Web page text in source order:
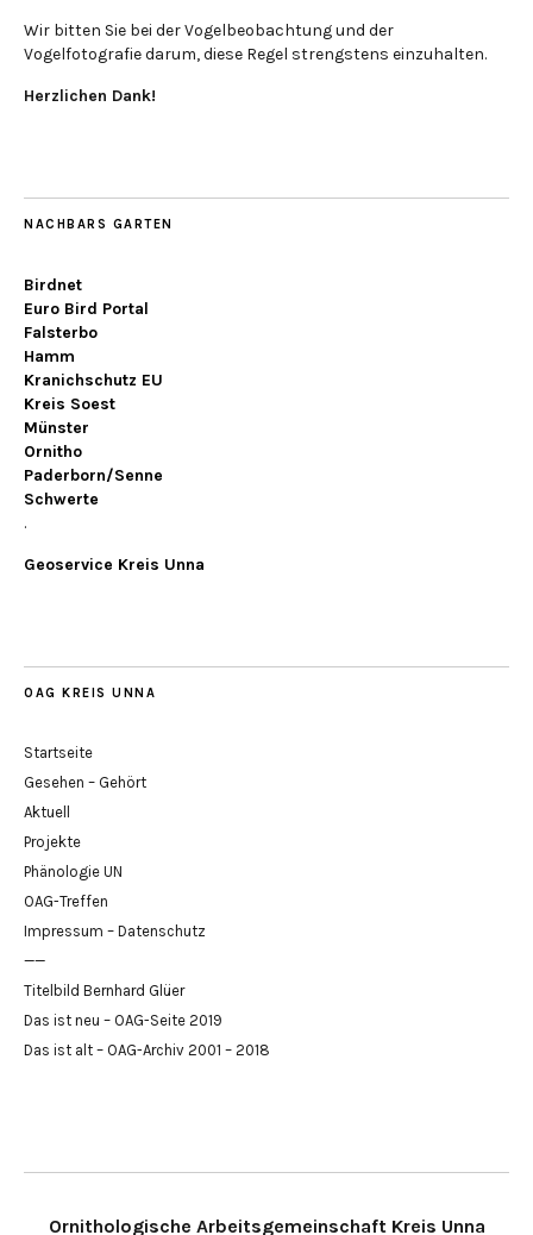
Wir bitten Sie bei der Vogelbeobachtung und der
Vogelfotografie darum, diese Regel strengstens einzuhalten.
Herzlichen Dank!
NACHBARS GARTEN
Birdnet
Euro Bird Portal
Falsterbo
Hamm
Kranichschutz EU
Kreis Soest
Münster
Ornitho
Paderborn/Senne
Schwerte
.
Geoservice Kreis Unna
OAG KREIS UNNA
Startseite
Gesehen – Gehört
Aktuell
Projekte
Phänologie UN
OAG-Treffen
Impressum – Datenschutz
——
Titelbild Bernhard Glüer
Das ist neu – OAG-Seite 2019
Das ist alt – OAG-Archiv 2001 – 2018
Ornithologische Arbeitsgemeinschaft Kreis Unna